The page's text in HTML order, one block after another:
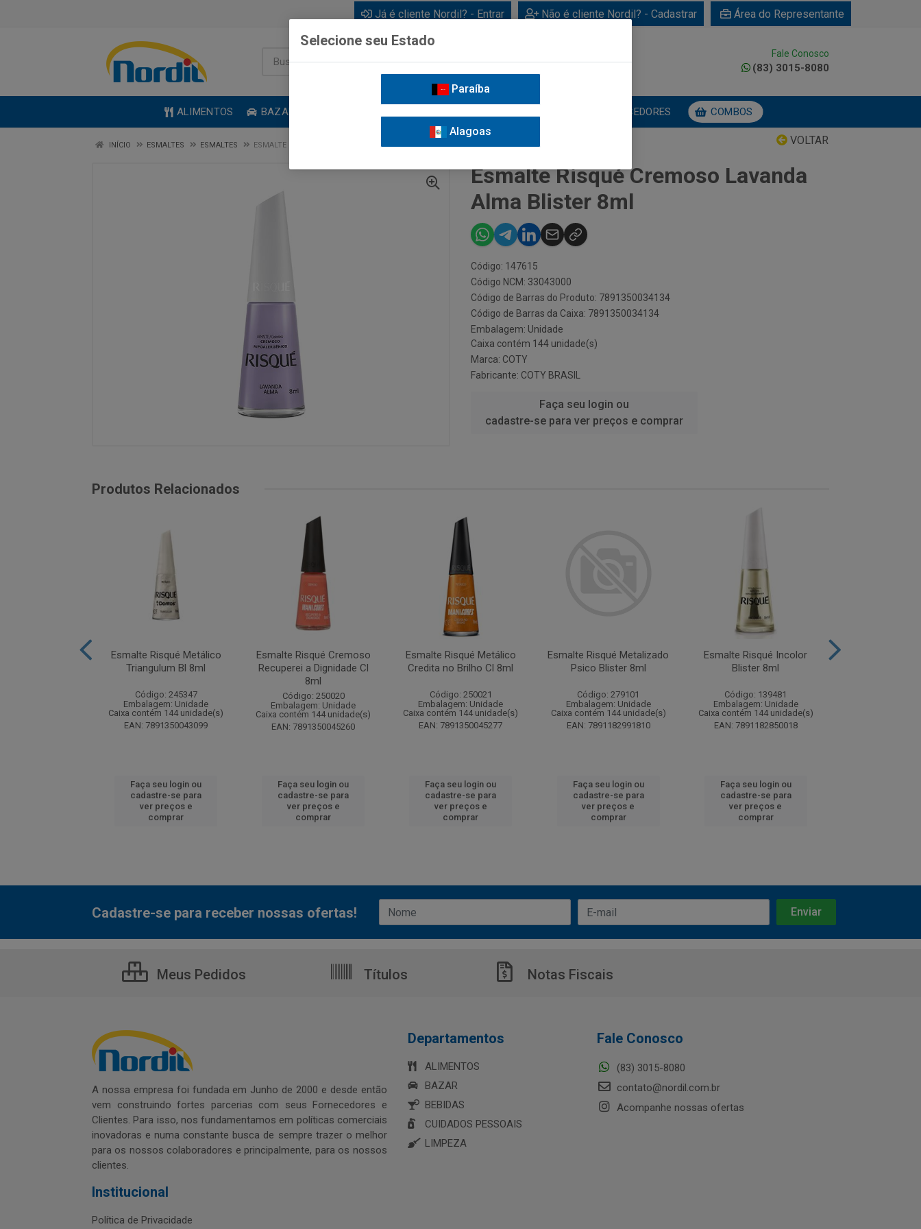
Já é cliente Nordil? - Entrar Não é cliente Nordil? - Cadastrar Área do Representante
Fale Conosco
(83) 3015-8080
ALIMENTOS BAZAR FORNECEDORES COMBOS
VOLTAR
INÍCIO ESMALTES ESMALTES ESMALTE RISQUÉ CREMOSO LAVANDA ALMA BLISTER 8ML
Esmalte Risqué Cremoso Lavanda
Alma Blister 8ml
Código: 147615
Código NCM: 33043000
Código de Barras do Produto: 7891350034134
Código de Barras da Caixa: 7891350034134
Embalagem: Unidade
Caixa contém 144 unidade(s)
Marca: COTY
Fabricante: COTY BRASIL
Faça seu login ou
cadastre-se para ver preços e comprar
Produtos Relacionados
Esmalte Risqué Metálico
Triangulum Bl 8ml
Código: 245347
Embalagem: Unidade
Caixa contém 144 unidade(s)
EAN: 7891350043099
Faça seu login ou
cadastre-se para
ver preços e
comprar
Esmalte Risqué Cremoso
Recuperei a Dignidade Cl
8ml
Código: 250020
Embalagem: Unidade
Caixa contém 144 unidade(s)
EAN: 7891350045260
Faça seu login ou
cadastre-se para
ver preços e
comprar
Esmalte Risqué Metálico
Credita no Brilho Cl 8ml
Código: 250021
Embalagem: Unidade
Caixa contém 144 unidade(s)
EAN: 7891350045277
Faça seu login ou
cadastre-se para
ver preços e
comprar
Esmalte Risqué Metalizado
Psico Blister 8ml
Código: 279101
Embalagem: Unidade
Caixa contém 144 unidade(s)
EAN: 7891182991810
Faça seu login ou
cadastre-se para
ver preços e
comprar
Esmalte Risqué Incolor
Blister 8ml
Código: 139481
Embalagem: Unidade
Caixa contém 144 unidade(s)
EAN: 7891182850018
Faça seu login ou
cadastre-se para
ver preços e
comprar
Cadastre-se para receber nossas ofertas!
Meus Pedidos Títulos Notas Fiscais
A nossa empresa foi fundada em Junho de 2000 e desde então
vem construindo fortes parcerias com seus Fornecedores e
Clientes. Para isso, nos fundamentamos em políticas comerciais
inovadoras e numa constante busca de sempre trazer o melhor
para os nossos colaboradores e principalmente, para os nossos
clientes.
Institucional
Política de Privacidade
Departamentos
ALIMENTOS
BAZAR
BEBIDAS
CUIDADOS PESSOAIS
LIMPEZA
Fale Conosco
(83) 3015-8080
contato@nordil.com.br
Acompanhe nossas ofertas
Selecione seu Estado
Paraíba
Alagoas